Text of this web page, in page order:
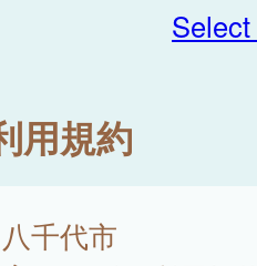
用規約
八千代市